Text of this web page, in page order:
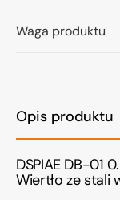
Opis produktu
DSPIAE DB-01
Wiertło ze stali
Waga produktu